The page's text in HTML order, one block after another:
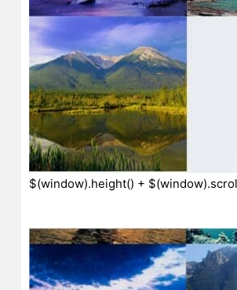
$(window).height() +